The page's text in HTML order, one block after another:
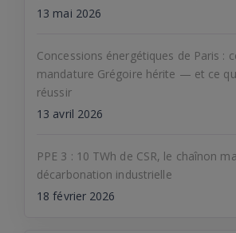
13 mai 2026
Concessions énergétiques de Paris :
mandature Grégoire hérite — et ce
réussir
13 avril 2026
PPE 3 : 10 TWh de CSR, le chaînon
décarbonation industrielle
18 février 2026